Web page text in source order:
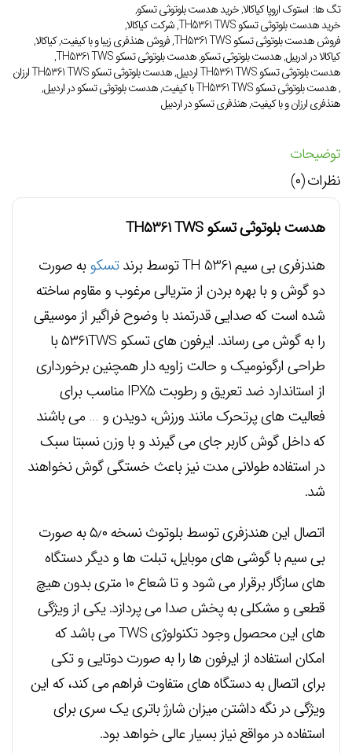
تگ ها: استوک اروپا کیاکالا,خرید هدست بلوتوثی تسکو,
خرید هدست بلوتوثی تسکو TH5361 TWS
,شرکت کیاکالا,
فروش هدست بلوتوثی تسکو TH5361 TWS
,فروش هنذفری زیبا و با کیفیت,کیاکالا,
کیاکالا در ادریبل,هدست بلوتوثی تسکو,هدست بلوتوثی تسکو TH5361 TWS
,
هدست بلوتوثی تسکو TH5361 TWS اردبیل
,هدست بلوتوثی تسکو TH5361 TWS ارزان
,هدست بلوتوثی تسکو TH5361 TWS با کیفیت ,هدست بلوتوثی تسکو در اردبیل,
هنذفری ارزان و با کیفیت,هنذفری تسکو در اردبیل
توضیحات
نظرات (۰)
هدست بلوتوثی تسکو TH5361 TWS
هندزفری بی سیم TH 5361 توسط برند
تسکوبه صورت
دو گوش و با بهره بردن از متریالی مرغوب و مقاوم ساخته
شده است که صدایی قدرتمند با وضوح فراگیر از موسیقی
را به گوش می رساند. ایرفون های تسکو ۵۳۶۱TWS با
طراحی ارگونومیک و حالت زاویه دار همچنین برخورداری
از استاندارد ضد تعریق و رطوبت IPX5 مناسب برای
فعالیت های پرتحرک مانند ورزش، دویدن و … می باشند
که داخل گوش کاربر جای می گیرند و با وزن نسبتا سبک
در استفاده طولانی مدت نیز باعث خستگی گوش نخواهند
شد.
اتصال این هندزفری توسط بلوتوث نسخه ۵٫۰ به صورت
بی سیم با گوشی های موبایل، تبلت ها و دیگر دستگاه
های سازگار برقرار می شود و تا شعاع ۱۰ متری بدون هیچ
قطعی و مشکلی به پخش صدا می پردازد. یکی از ویژگی
‌های این محصول وجود تکنولوژی TWS می باشد که
امکان استفاده از ایرفون ها را به صورت دوتایی و تکی
برای اتصال به دستگاه های متفاوت فراهم می کند، که این
ویژگی در نگه داشتن میزان شارژ باتری یک سری برای
استفاده در مواقع نیاز بسیار عالی خواهد بود.